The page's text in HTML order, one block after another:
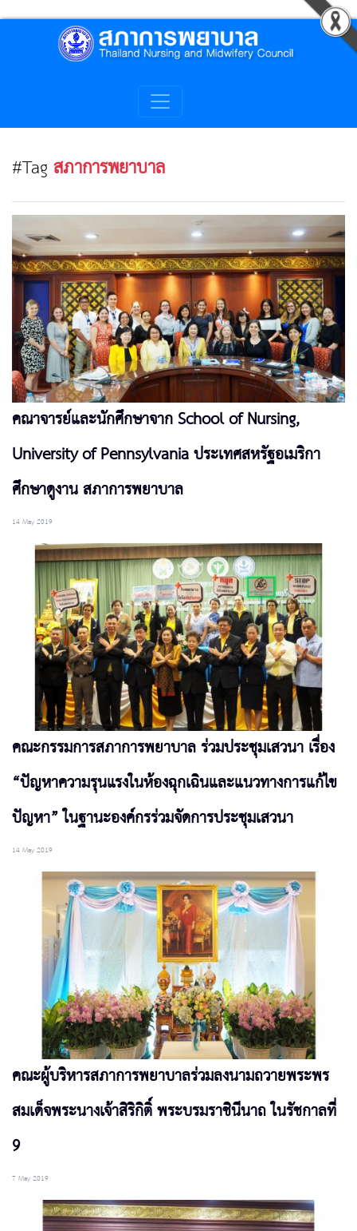
#Tagสภาการพยาบาล
คณาจารย์และนักศึกษาจาก School of Nursing,
University of Pennsylvania ประเทศสหรัฐอเมริกา
ศึกษาดูงาน สภาการพยาบาล
14 May 2019
คณะกรรมการสภาการพยาบาล ร่วมประชุมเสวนา เรื่อง
“ปัญหาความรุนแรงในห้องฉุกเฉินและแนวทางการแก้ไข
ปัญหา” ในฐานะองค์กรร่วมจัดการประชุมเสวนา
14 May 2019
คณะผู้บริหารสภาการพยาบาลร่วมลงนามถวายพระพร
สมเด็จพระนางเจ้าสิริกิติ์ พระบรมราชินีนาถ ในรัชกาลที่
9
7 May 2019